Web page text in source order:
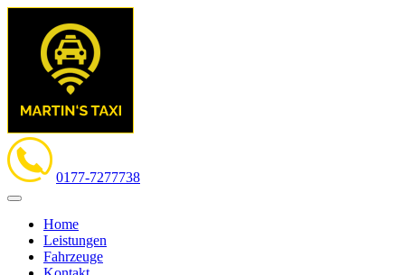
0177-7277738
Home
Leistungen
Fahrzeuge